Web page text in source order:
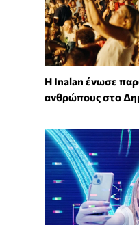
Η Inalan ένωσε
ανθρώπους στο